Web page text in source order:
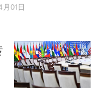
01日